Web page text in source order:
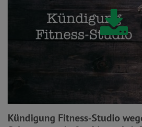
Kündigung Fitness-Studio